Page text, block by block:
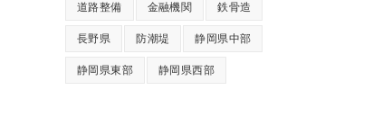
道路整備 金融機関 鉄骨造
長野県 防潮堤 静岡県中部
静岡県東部 静岡県西部